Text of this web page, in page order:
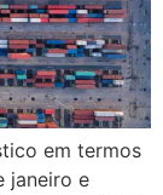
em termos
janeiro e